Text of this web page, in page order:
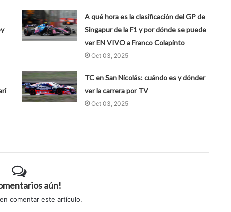
A qué hora es la clasificación del GP de
Singapur de la F1 y por dónde se puede
ver EN VIVO a Franco Colapinto
Oct 03, 2025
TC en San Nicolás: cuándo es y dónder
ver la carrera por TV
Oct 03, 2025
aún!
comentar este artículo.